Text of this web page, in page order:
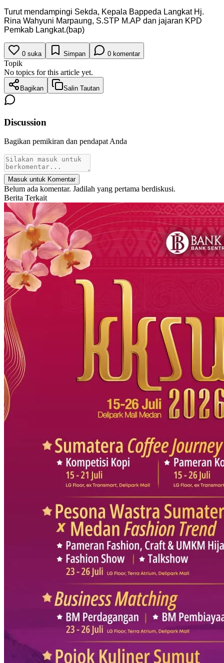
Turut mendampingi Sekda, Kepala Bappeda Langkat Hj.
Rina Wahyuni Marpaung, S.STP M.AP dan jajaran KPD
Pemkab Langkat.(bap)
0 suka Simpan 0 komentar
Topik
No topics for this article yet.
Bagikan Salin Tautan
Discussion
Bagikan pemikiran dan pendapat Anda
Masuk untuk Komentar
Belum ada komentar. Jadilah yang pertama berdiskusi.
Berita Terkait